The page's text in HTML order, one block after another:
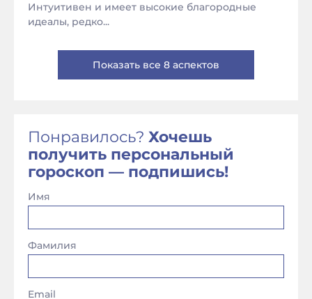
Интуитивен и имеет высокие благородные
идеалы, редко...
Показать все 8 аспектов
Понравилось? Хочешь
получить персональный
гороскоп — подпишись!
Имя
Фамилия
Email